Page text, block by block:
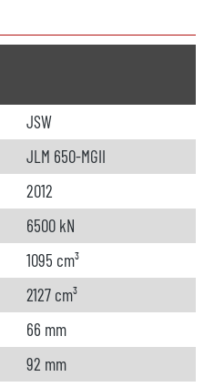
JSW
JLM 650-MGII
2012
6500 kN
1095 cm³
2127 cm³
66 mm
92 mm